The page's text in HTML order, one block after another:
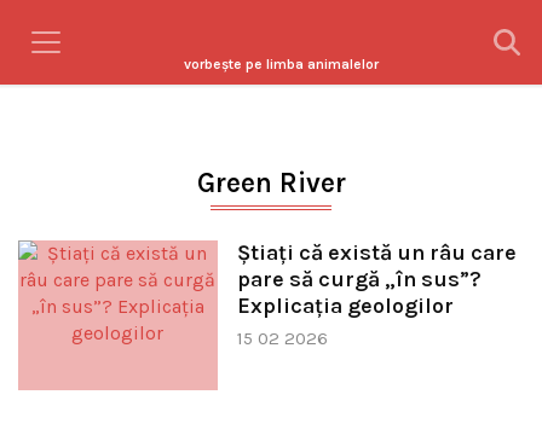
vorbeşte pe limba animalelor
Green River
Știați că există un râu care
pare să curgă „în sus”?
Explicația geologilor
15 02 2026